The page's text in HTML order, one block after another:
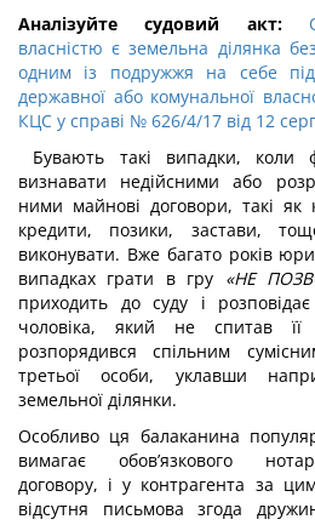
Аналізуйте судовий акт:
власністю є земельна ділянка
одним із подружжя на себе
державної або комунальної
КЦС у справі № 626/4/17 від 12
Бувають такі випадки, коли
визнавати недійсними або
ними майнові договори, такі як
кредити, позики, застави,
виконувати. Вже багато років
випадках грати в гру «НЕ
приходить до суду і
чоловіка, який не спитав її
розпорядився спільним
третьої особи, уклавши
земельної ділянки.
Особливо ця балаканина
вимагає обов’язкового
договору, і у контрагента за
відсутня письмова згода